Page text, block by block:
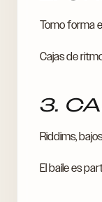
Tomo forma
Cajas de
3.
Riddims,
El baile es